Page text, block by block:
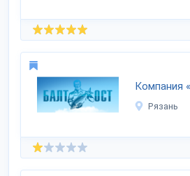
Компания
Рязань